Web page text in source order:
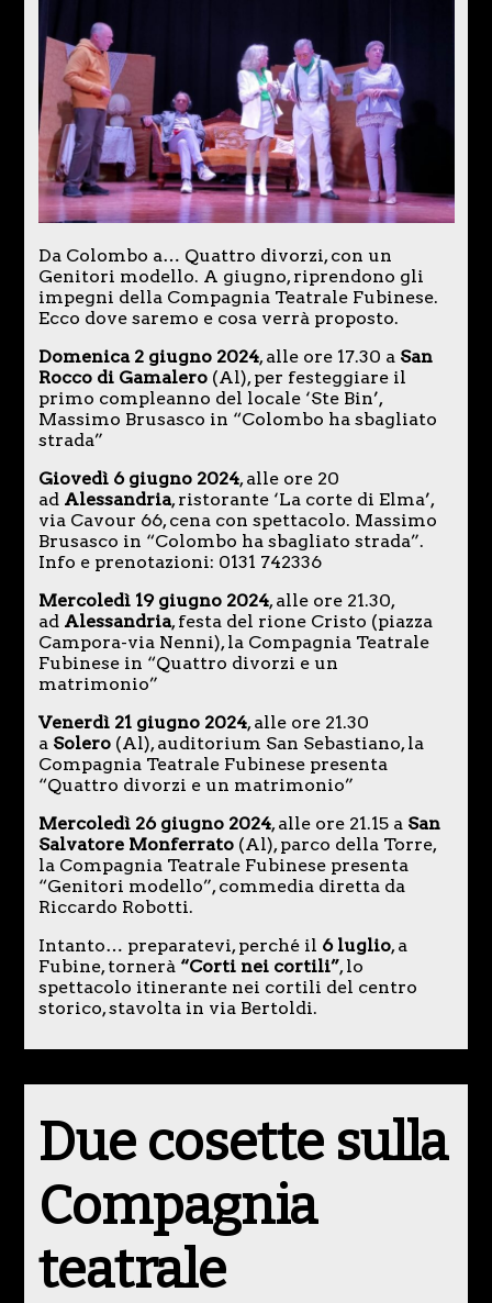
Da Colombo a… Quattro divorzi, con un
Genitori modello. A giugno, riprendono gli
impegni della Compagnia Teatrale Fubinese.
Ecco dove saremo e cosa verrà proposto.
Domenica 2 giugno 2024, alle ore 17.30 a San
Rocco di Gamalero(Al), per festeggiare il
primo compleanno del locale ‘Ste Bin’,
Massimo Brusasco in “Colombo ha sbagliato
strada”
Giovedì 6 giugno 2024, alle ore 20
ad Alessandria, ristorante ‘La corte di Elma’,
via Cavour 66, cena con spettacolo. Massimo
Brusasco in “Colombo ha sbagliato strada”.
Info e prenotazioni: 0131 742336
Mercoledì 19 giugno 2024, alle ore 21.30,
ad Alessandria, festa del rione Cristo (piazza
Campora-via Nenni), la Compagnia Teatrale
Fubinese in “Quattro divorzi e un
matrimonio”
Venerdì 21 giugno 2024, alle ore 21.30
a Solero(Al), auditorium San Sebastiano, la
Compagnia Teatrale Fubinese presenta
“Quattro divorzi e un matrimonio”
Mercoledì 26 giugno 2024, alle ore 21.15 a San
Salvatore Monferrato(Al), parco della Torre,
la Compagnia Teatrale Fubinese presenta
“Genitori modello”, commedia diretta da
Riccardo Robotti.
Intanto… preparatevi, perché il 6 luglio, a
Fubine, tornerà“Corti nei cortili”, lo
spettacolo itinerante nei cortili del centro
storico, stavolta in via Bertoldi.
Due cosette sulla
Compagnia
teatrale